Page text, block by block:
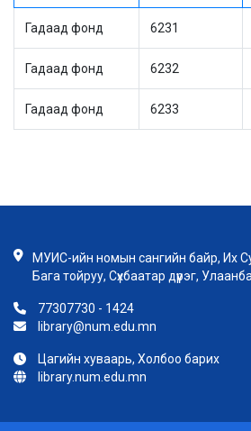
Гадаад фонд 6231
Гадаад фонд 6232
Гадаад фонд 6233
МУИС-ийн номын сангийн байр, Их
Бага тойруу, Сүхбаатар дүүрэг,
77307730 - 1424
library@num.edu.mn
Цагийн хуваарь, Холбоо барих
library.num.edu.mn